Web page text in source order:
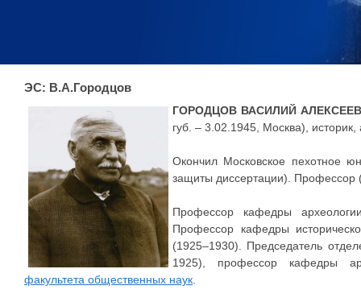
ЭС: В.А.Городцов
ГОРОДЦОВ ВАСИЛИЙ
губ. – 3.02.1945, Москва), историк,
Окончил Московское пехотное
защиты диссертации). Профессор
Профессор кафедры
Профессор кафедры
(1925–1930). Председатель
1925), профессор кафедры
факультета общественных наук